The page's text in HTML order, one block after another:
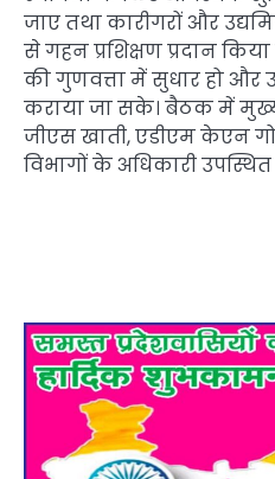
जाए तथा कारीगरों और
से गहन प्रशिक्षण प्रदान
की गुणवत्ता में सुधार हो और
कराया जा सके। बैठक में मुख्य
जीएस खाती, एडीएम केएन
विभागों के अधिकारी उपस्थित